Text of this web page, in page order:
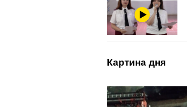
Картина дня